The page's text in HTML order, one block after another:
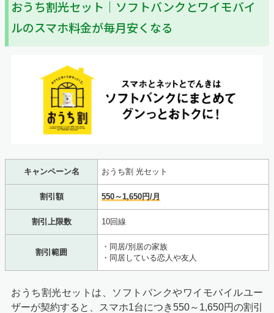
おうち割光セット｜ソフトバンクとワイモバイ
ルのスマホ料金が毎月安くなる
キャンペーン名 おうち割 光セット
割引額 550～1,650円/月
割引上限数 10回線
割引範囲
・同居/別居の家族
・同居している恋人や友人
おうち割光セットは、ソフトバンクやワイモバイルユー
ザーが契約すると、スマホ1台につき550～1,650円の割引